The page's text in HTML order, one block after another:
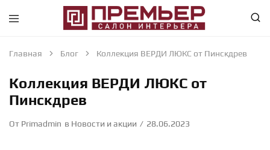
Премьер
Салон
Абакан
Крупнейший
Абакане
интерьерного
направления
Главная Блог Коллекция ВЕРДИ ЛЮКС от Пинскдрев
Коллекция ВЕРДИ ЛЮКС от
Пинскдрев
От Primadmin в Новости и акции 28.06.2023